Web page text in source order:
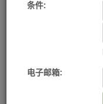
条件:
电子邮箱: